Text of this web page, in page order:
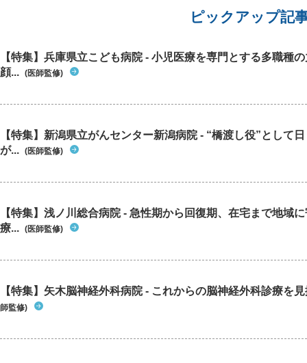
ピックアップ記
【特集】兵庫県立こども病院 - 小児医療を専門とする多職種
顔... (医師監修)
【特集】新潟県立がんセンター新潟病院 - “橋渡し役”として
が... (医師監修)
【特集】浅ノ川総合病院 - 急性期から回復期、在宅まで地域
療... (医師監修)
【特集】矢木脳神経外科病院 - これからの脳神経外科診療を
師監修)